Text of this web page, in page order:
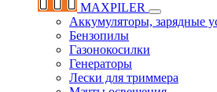
MAXPILER
Аккумуляторы, зарядные
Бензопилы
Газонокосилки
Генераторы
Лески для триммера